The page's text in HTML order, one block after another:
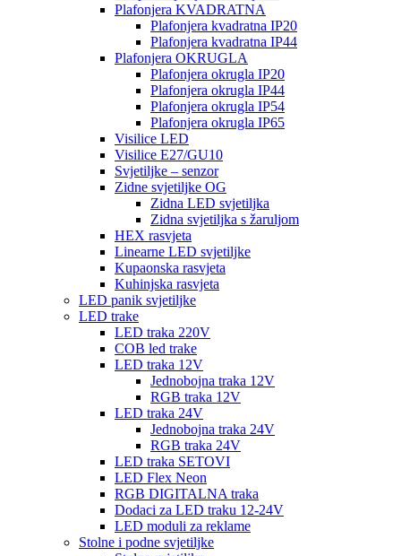
Plafonjera KVADRATNA
Plafonjera kvadratna IP20
Plafonjera kvadratna IP44
Plafonjera OKRUGLA
Plafonjera okrugla IP20
Plafonjera okrugla IP44
Plafonjera okrugla IP54
Plafonjera okrugla IP65
Visilice LED
Visilice E27/GU10
Svjetiljke – senzor
Zidne svjetiljke OG
Zidna LED svjetiljka
Zidna svjetiljka s žaruljom
HEX rasvjeta
Linearne LED svjetiljke
Kupaonska rasvjeta
Kuhinjska rasvjeta
LED panik svjetiljke
LED trake
LED traka 220V
COB led trake
LED traka 12V
Jednobojna traka 12V
RGB traka 12V
LED traka 24V
Jednobojna traka 24V
RGB traka 24V
LED traka SETOVI
LED Flex Neon
RGB DIGITALNA traka
Dodaci za LED traku 12-24V
LED moduli za reklame
Stolne i podne svjetiljke